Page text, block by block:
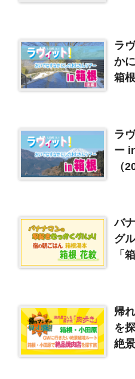
ラ
か
箱
め
ラ
ー
（
バ
グ
「
帰
を
絶
美